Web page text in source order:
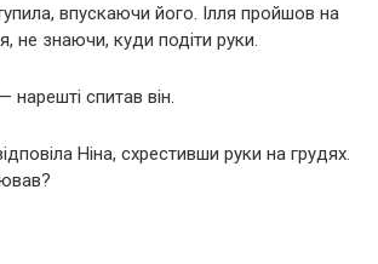
впускаючи його. Ілля пройшов на
не знаючи, куди подіти руки.
спитав він.
Ніна, схрестивши руки на грудях.